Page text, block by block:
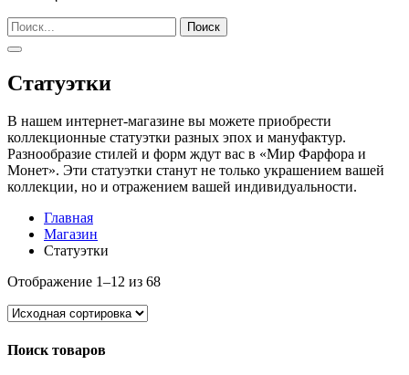
Поиск
Статуэтки
В нашем интернет-магазине вы можете приобрести
коллекционные статуэтки разных эпох и мануфактур.
Разнообразие стилей и форм ждут вас в «Мир Фарфора и
Монет». Эти статуэтки станут не только украшением вашей
коллекции, но и отражением вашей индивидуальности.
Главная
Магазин
Статуэтки
Отображение 1–12 из 68
Поиск товаров